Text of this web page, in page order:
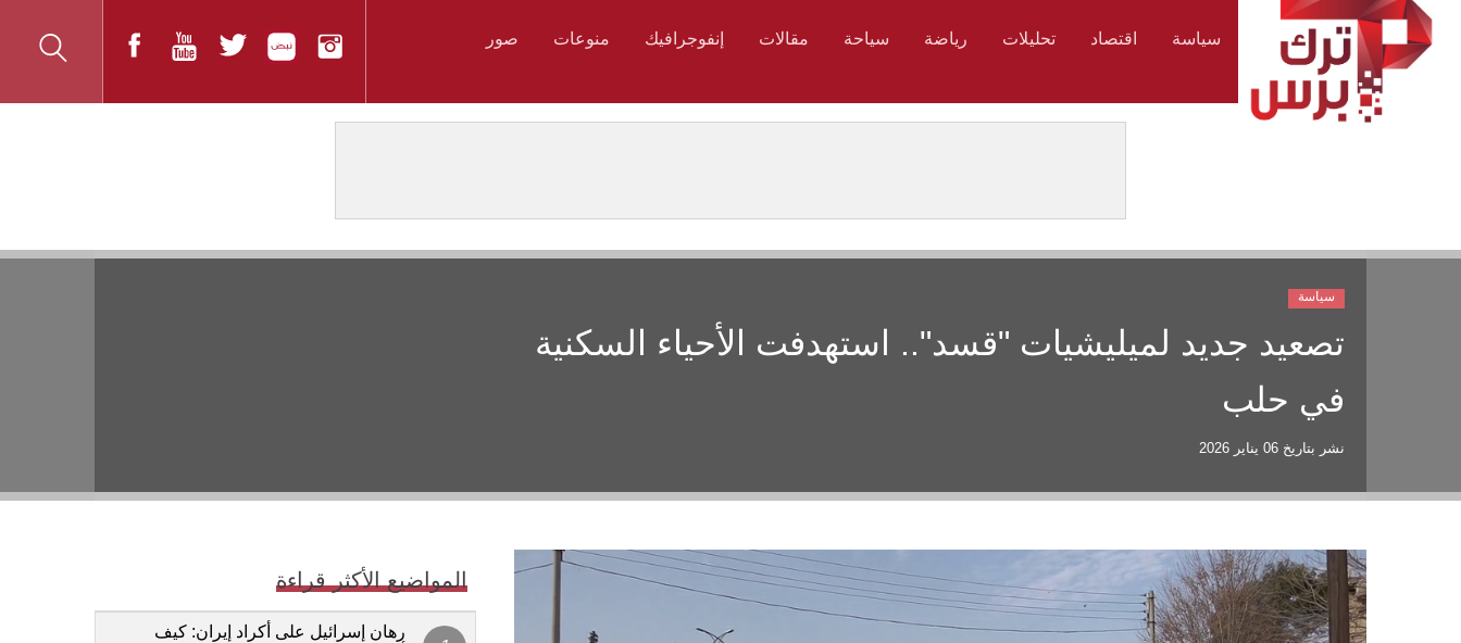
سياسة اقتصاد تحليلات رياضة سياحة مقالات إنفوجرافيك منوعات صور
تصعيد جديد لميليشيات "قسد".. استهدفت الأحياء السكنية
في حلب
نشر بتاريخ 06 يناير 2026
سياسة
المواضيع الأكثر قراءة
رهان إسرائيل على أكراد إيران: كيف